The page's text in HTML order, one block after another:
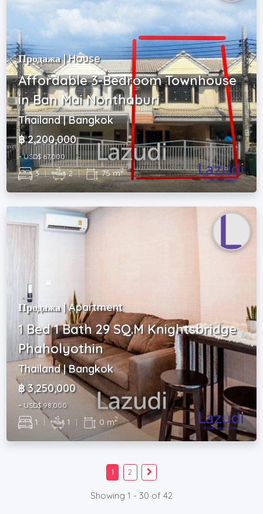
Продажа | House
Affordable 3-Bedroom Townhouse
in Ban Mai Nonthaburi
Thailand | Bangkok
฿ 2,200,000
~ USD$ 67,000
3 | 2 | 75 m2
Продажа | Apartment
1 Bed 1 Bath 29 SQ.M Knightsbridge
Phaholyothin
Thailand | Bangkok
฿ 3,250,000
~ USD$ 98,000
1 | 1 | 0 m2
1 2
Showing 1 - 30 of 42